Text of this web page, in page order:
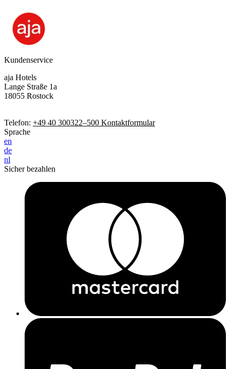
Kundenservice
aja Hotels
Lange Straße 1a
18055 Rostock
Telefon: +49 40 300322–500 Kontaktformular
Sprache
en
de
nl
Sicher bezahlen